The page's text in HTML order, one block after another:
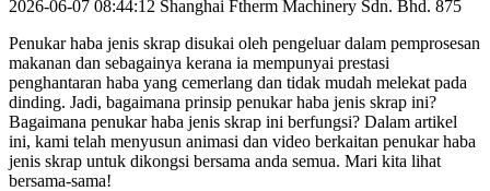
2026-06-07 08:44:12 Shanghai Ftherm Machinery Sdn. Bhd. 875
Penukar haba jenis skrap disukai oleh pengeluar dalam pemprosesan
makanan dan sebagainya kerana ia mempunyai prestasi
penghantaran haba yang cemerlang dan tidak mudah melekat pada
dinding. Jadi, bagaimana prinsip penukar haba jenis skrap ini?
Bagaimana penukar haba jenis skrap ini berfungsi? Dalam artikel
ini, kami telah menyusun animasi dan video berkaitan penukar haba
jenis skrap untuk dikongsi bersama anda semua. Mari kita lihat
bersama-sama!